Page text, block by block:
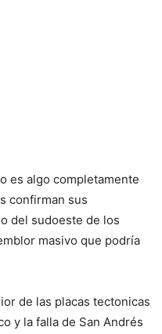
es algo completamente
confirman sus
del sudoeste de los
masivo que podría
de las placas tectonicas
y la falla de San Andrés